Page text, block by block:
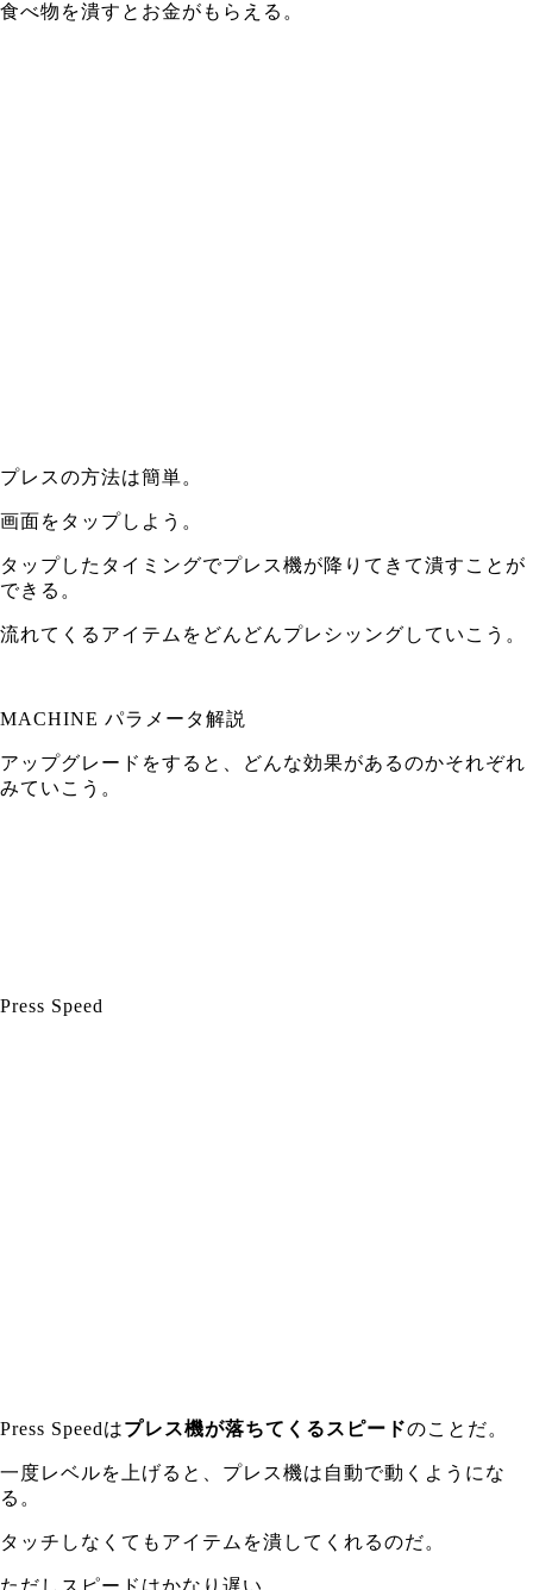
食べ物を潰すとお金がもらえる。
プレスの方法は簡単。
画面をタップしよう。
タップしたタイミングでプレス機が降りてきて潰すことが
できる。
流れてくるアイテムをどんどんプレシッングしていこう。
MACHINE パラメータ解説
アップグレードをすると、どんな効果があるのかそれぞれ
みていこう。
Press Speed
Press Speedはプレス機が落ちてくるスピードのことだ。
一度レベルを上げると、プレス機は自動で動くようにな
る。
タッチしなくてもアイテムを潰してくれるのだ。
ただしスピードはかなり遅い。